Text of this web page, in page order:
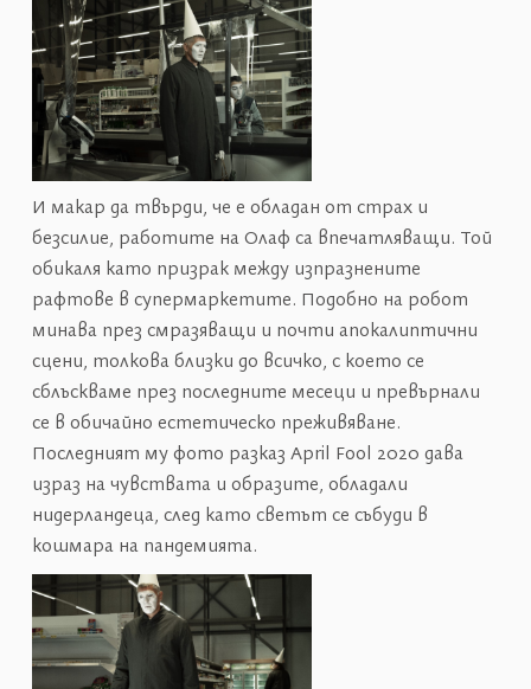
И макар да твърди, че е обладан от страх и
безсилие, работите на Олаф са впечатляващи. Той
обикаля като призрак между изпразнените
рафтове в супермаркетите. Подобно на робот
минава през смразяващи и почти апокалиптични
сцени, толкова близки до всичко, с което се
сблъскваме през последните месеци и превърнали
се в обичайно естетическо преживяване.
Последният му фото разказ April Fool 2020 дава
израз на чувствата и образите, обладали
нидерландеца, след като светът се събуди в
кошмара на пандемията.